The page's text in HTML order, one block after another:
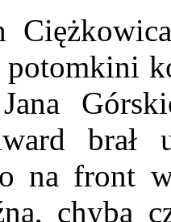
brał
na front
chyba